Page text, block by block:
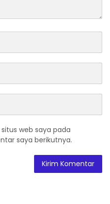
web saya pada
saya berikutnya.